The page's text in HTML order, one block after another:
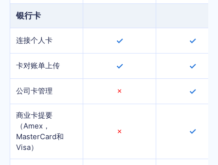
银行卡
连接个人卡 ✓ ✓
卡对账单上传 ✓ ✓
公司卡管理 ✗ ✓
商业卡提要
（Amex，
MasterCard和
Visa）
✗ ✓